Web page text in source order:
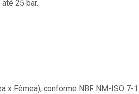
25 bar.
x Fêmea), conforme NBR NM-ISO 7-1